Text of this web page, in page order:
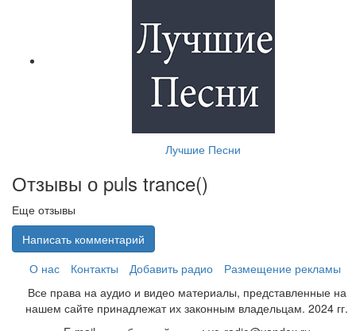
Лучшие Песни
Отзывы о puls trance()
Еще отзывы
Написать комментарий
О нас
Контакты Добавить радио
Размещение рекламы
Все права на аудио и видео материалы, представленные на
нашем сайте принадлежат их законным владельцам. 2024 гг.